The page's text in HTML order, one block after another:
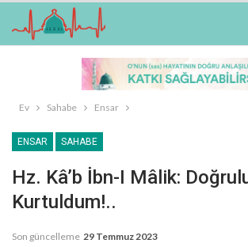
Ev Sahabe Ensar
ENSAR SAHABE
Hz. Kâ’b İbn-I Mâlik:
Kurtuldum!..
Son güncelleme 29 Temmuz 2023